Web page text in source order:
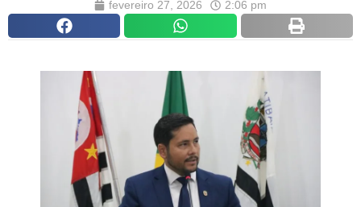
fevereiro 27, 2026
2:06 pm